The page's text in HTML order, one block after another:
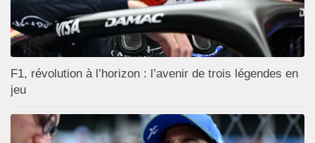
F1, révolution à l’horizon : l’avenir de trois légendes en
jeu